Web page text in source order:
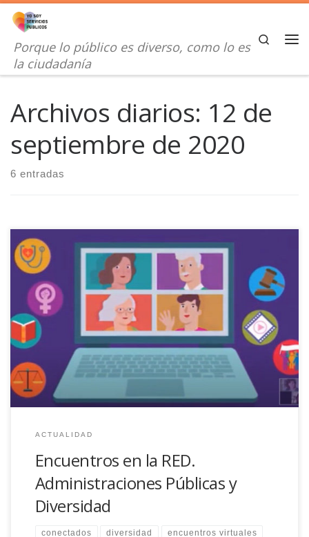
Saltar al contenido
Porque lo público es diverso, como lo es
la ciudadanía
Search
Archivos diarios: 12 de
septiembre de 2020
6 entradas
Después de la nueva edición de Encuentros en la Red
Administraciones Públicas y Diversidad nos gustaría en primer
lugar dar las GRACIAS a las participantes y resaltar además
algunas de sus intervenciones. Centramos el debate en la
necesidad de que las Administraciones Públicas puedan realizar
la gestión de sus políticas […]
ACTUALIDAD
Encuentros en la RED.
Administraciones Públicas y
Diversidad
conectados diversidad encuentros virtuales